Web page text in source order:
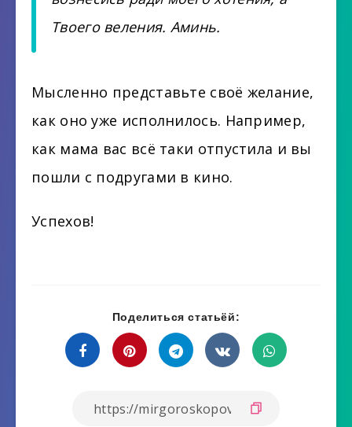
Твоего веления. Аминь.
Мысленно представьте своё желание,
как оно уже исполнилось. Например,
как мама вас всё таки отпустила и вы
пошли с подругами в кино.
Успехов!
Поделиться статьёй: